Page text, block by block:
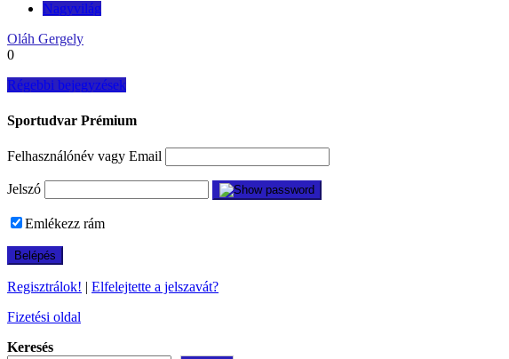
Nagyvilág
Oláh Gergely
0
Bejegyzés
navigáció
Régebbi bejegyzések
Sportudvar Prémium
Felhasználónév vagy Email
Jelszó
Emlékezz rám
Regisztrálok! | Elfelejtette a jelszavát?
Fizetési oldal
Keresés